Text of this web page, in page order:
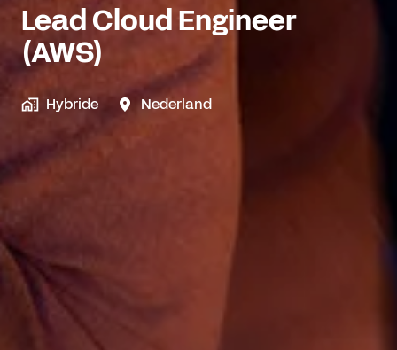
Lead Cloud Engineer
(AWS)
Hybride Nederland